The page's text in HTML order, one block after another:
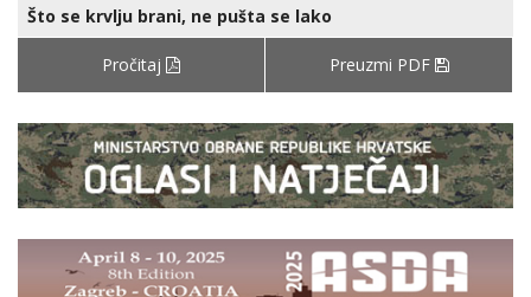
Što se krvlju brani, ne pušta se lako
Pročitaj Preuzmi PDF